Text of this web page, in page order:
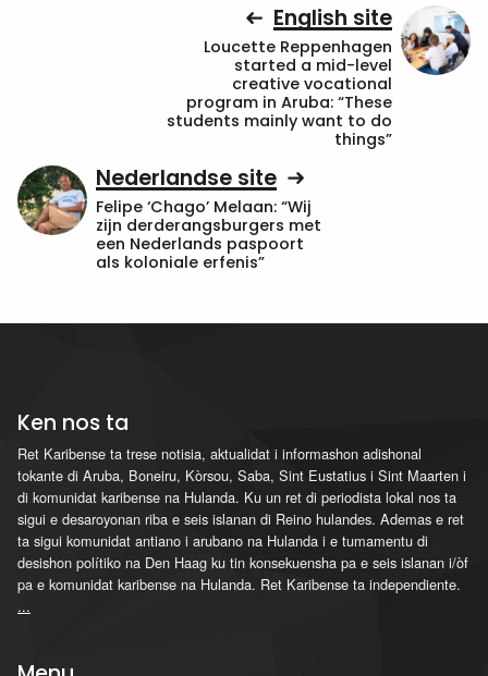
English site
Loucette Reppenhagen
started a mid-level
creative vocational
program in Aruba: “These
students mainly want to do
things”
Nederlandse site
Felipe ‘Chago’ Melaan: “Wij
zijn derderangsburgers met
een Nederlands paspoort
als koloniale erfenis”
Ken nos ta
Ret Karibense ta trese notisia, aktualidat i informashon adishonal
tokante di Aruba, Boneiru, Kòrsou, Saba, Sint Eustatius i Sint Maarten i
di komunidat karibense na Hulanda. Ku un ret di periodista lokal nos ta
sigui e desaroyonan riba e seis islanan di Reino hulandes. Ademas e ret
ta sigui komunidat antiano i arubano na Hulanda i e tumamentu di
desishon polítiko na Den Haag ku tin konsekuensha pa e seis islanan i/òf
pa e komunidat karibense na Hulanda. Ret Karibense ta independiente.
...